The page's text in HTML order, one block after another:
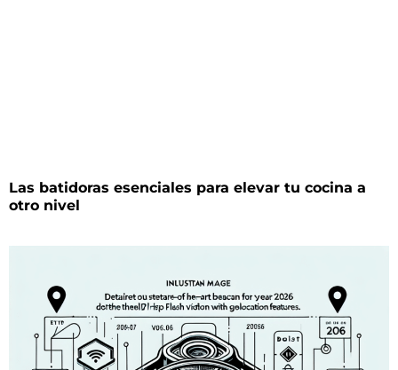
Las batidoras esenciales para elevar tu cocina a
otro nivel